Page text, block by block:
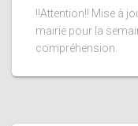
!!Attention!! Mise à
mairie pour la
compréhension.